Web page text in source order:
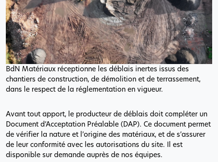
BdN Matériaux réceptionne les déblais inertes issus des
chantiers de construction, de démolition et de terrassement,
dans le respect de la réglementation en vigueur.
Avant tout apport, le producteur de déblais doit compléter un
Document d’Acceptation Préalable (DAP). Ce document permet
de vérifier la nature et l’origine des matériaux, et de s’assurer
de leur conformité avec les autorisations du site. Il est
disponible sur demande auprès de nos équipes.